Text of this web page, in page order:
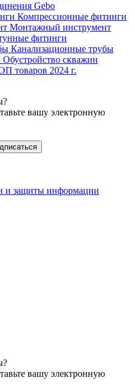
Gebo
Компрессионные фитинги
Монтажный инструмент
фитинги
Канализационные трубы
Обустройство скважин
товаров 2024 г.
вашу электронную
и защиты информации
вашу электронную